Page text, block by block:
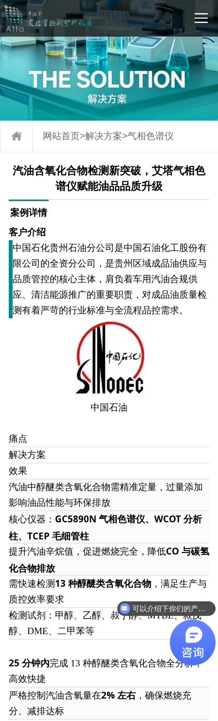
网站首页>解决方案>气相色谱仪
汽油含氧化合物检测新突破，艾塔气相色
谱仪赋能油品品质升级
案例详情
客户介绍
中国石化贵州石油分公司是中国石油化工股份有
限公司的全资分公司，是贵州区域成品油供应与
品质管控的核心主体，肩负着车用汽油合规供
应、清洁能源推广的重要职责，对成品油质量检
测有着严苛的行业标准与全流程品控需求。
中国石油
痛点
解决方案
效果
汽油中醇醚类含氧化合物需精准定量，过量添加
影响油品性能与环保排放
核心仪器： GC5890N 气相色谱仪、WCOT 分析
柱、TCEP 毛细管柱
提升汽油辛烷值，促进燃烧完全，降低CO 与碳氢
化合物排放
需快速检测 13 种醇醚类含氧化合物，满足生产与
质控效率要求
检测试剂：甲醇、乙醇、叔丁醇、MTBE、叔戊
醇、DME、二甲苯等
25 分钟内完成 13 种醇醚类含氧化合物全分析，
高效快捷
严格控制汽油含氧量在2% 左右，确保燃烧充
分、减排达标
可以介绍下你们的产品么